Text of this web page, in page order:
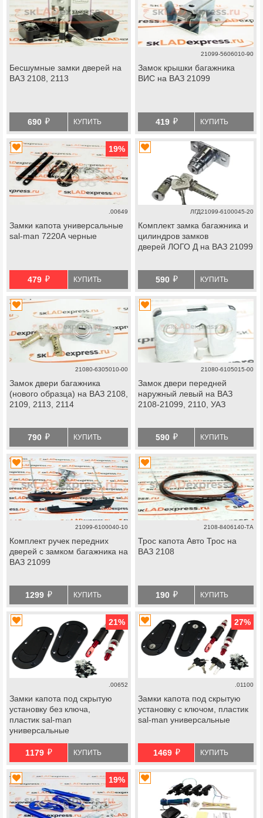
Бесшумные замки дверей на
ВАЗ 2108, 2113
690 й КУПИТЬ
21099-5606010-90
Замок крышки багажника
ВИС на ВАЗ 21099
419 й КУПИТЬ
19%
.00649
Замки капота универсальные
sal-man 7220А черные
479 й КУПИТЬ
ЛГД21099-6100045-20
Комплект замка багажника и
цилиндров замков
дверей ЛОГО Д на ВАЗ 21099
590 й КУПИТЬ
21080-6305010-00
Замок двери багажника
(нового образца) на ВАЗ 2108,
2109, 2113, 2114
790 й КУПИТЬ
21080-6105015-00
Замок двери передней
наружный левый на ВАЗ
2108-21099, 2110, УАЗ
590 й КУПИТЬ
21099-6100040-10
Комплект ручек передних
дверей с замком багажника на
ВАЗ 21099
1299 й КУПИТЬ
2108-8406140-ТА
Трос капота Авто Трос на
ВАЗ 2108
190 й КУПИТЬ
21%
.00652
Замки капота под скрытую
установку без ключа,
пластик sal-man
универсальные
1179 й КУПИТЬ
27%
.01100
Замки капота под скрытую
установку с ключом, пластик
sal-man универсальные
1469 й КУПИТЬ
19%